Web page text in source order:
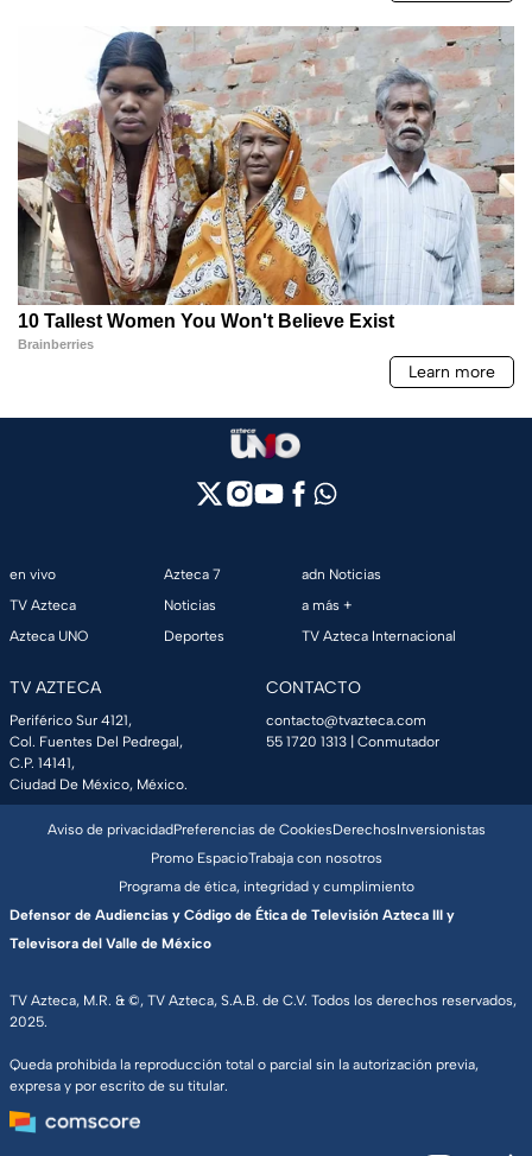
en vivo
TV Azteca
Azteca UNO
Azteca 7
Noticias
Deportes
adn Noticias
a más +
TV Azteca Internacional
TV AZTECA
Periférico Sur 4121,
Col. Fuentes Del Pedregal,
C.P. 14141,
Ciudad De México, México.
CONTACTO
contacto@tvazteca.com
55 1720 1313 | Conmutador
TV Azteca, M.R. & ©, TV Azteca, S.A.B. de C.V. Todos los derechos reservados,
2025.
Queda prohibida la reproducción total o parcial sin la autorización previa,
expresa y por escrito de su titular.
Aviso de privacidadPreferencias de CookiesDerechosInversionistas
Promo EspacioTrabaja con nosotros
Programa de ética, integridad y cumplimiento
Defensor de Audiencias y Código de Ética de Televisión Azteca III y
Televisora del Valle de México